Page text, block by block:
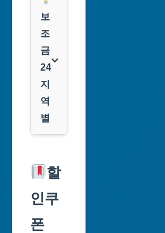
보
조
금
24
지
역
별
울
특
별
할
인쿠
폰